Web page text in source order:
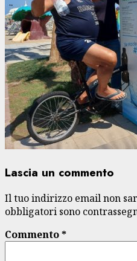
Lascia un commento
Il tuo indirizzo email non
obbligatori sono
Commento*